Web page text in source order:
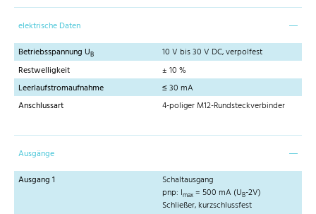
elektrische Daten
Betriebsspannung UB
10 V bis 30 V DC, verpolfest
Restwelligkeit
± 10 %
Leerlaufstromaufnahme
≤ 30 mA
Anschlussart
4-poliger M12-Rundsteckverbinder
Ausgänge
Ausgang 1
Schaltausgang
pnp: Imax = 500 mA (UB-2V)
Schließer, kurzschlussfest